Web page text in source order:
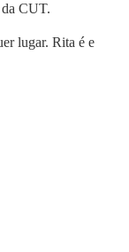
CUT.
lugar. Rita é e